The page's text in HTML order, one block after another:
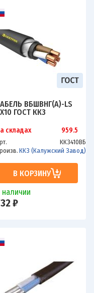
ВБШВНГ(А)-LS
ГОСТ ККЗ
складах 959.5
ККЗ410ВБ
ККЗ (Калужский Завод)
В КОРЗИНУ
наличии
₽